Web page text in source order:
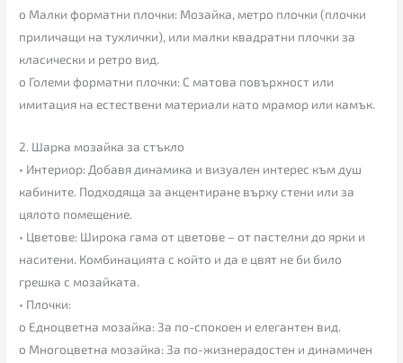
o Малки форматни плочки: Мозайка, метро плочки (плочки
приличащи на тухлички), или малки квадратни плочки за
класически и ретро вид.
o Големи форматни плочки: С матова повърхност или
имитация на естествени материали като мрамор или камък.
2. Шарка мозайка за стъкло
• Интериор: Добавя динамика и визуален интерес към душ
кабините. Подходяща за акцентиране върху стени или за
цялото помещение.
• Цветове: Широка гама от цветове – от пастелни до ярки и
наситени. Комбинацията с който и да е цвят не би било
грешка с мозайката.
• Плочки:
o Едноцветна мозайка: За по-спокоен и елегантен вид.
o Многоцветна мозайка: За по-жизнерадостен и динамичен